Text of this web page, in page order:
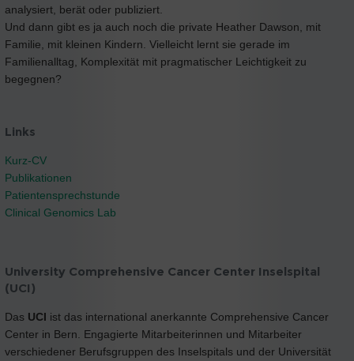
analysiert, berät oder publiziert.
Und dann gibt es ja auch noch die private Heather Dawson, mit
Familie, mit kleinen Kindern. Vielleicht lernt sie gerade im
Familienalltag, Komplexität mit pragmatischer Leichtigkeit zu
begegnen?
Links
Kurz-CV
Publikationen
Patientensprechstunde
Clinical Genomics Lab
University Comprehensive Cancer Center Inselspital
(UCI)
Das UCI ist das international anerkannte Comprehensive Cancer
Center in Bern. Engagierte Mitarbeiterinnen und Mitarbeiter
verschiedener Berufsgruppen des Inselspitals und der Universität